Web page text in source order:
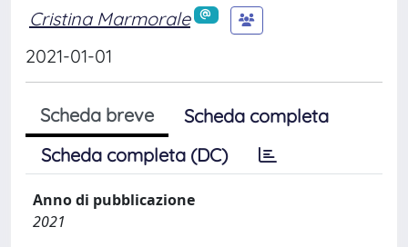
Cristina Marmorale
2021-01-01
Scheda breve
Scheda completa
Scheda completa (DC)
Anno di pubblicazione
2021